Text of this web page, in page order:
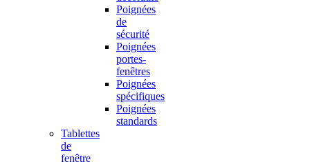
Poignées
de
sécurité
Poignées
portes-
fenêtres
Poignées
spécifiques
Poignées
standards
Tablettes
de
fenêtre